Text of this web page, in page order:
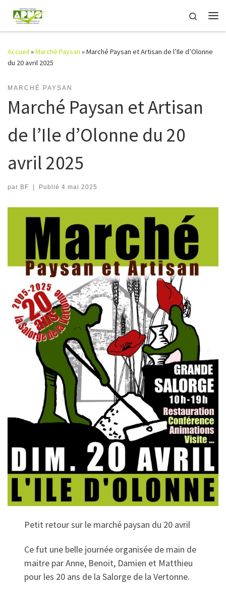
Passer au contenu
Search
Accueil»Marché Paysan »Marché Paysan et Artisan de l’Ile d’Olonne
du 20 avril 2025
MARCHÉ PAYSAN
Marché Paysan et Artisan
de l’Ile d’Olonne du 20
avril 2025
par BF | Publié 4 mai 2025
Petit retour sur le marché paysan du 20 avril
Ce fut une belle journée organisée de main de
maitre par Anne, Benoit, Damien et Matthieu
pour les 20 ans de la Salorge de la Vertonne.